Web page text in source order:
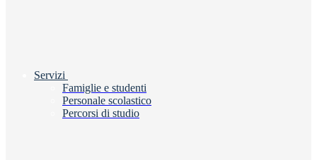
Servizi
Famiglie e studenti
Personale scolastico
Percorsi di studio